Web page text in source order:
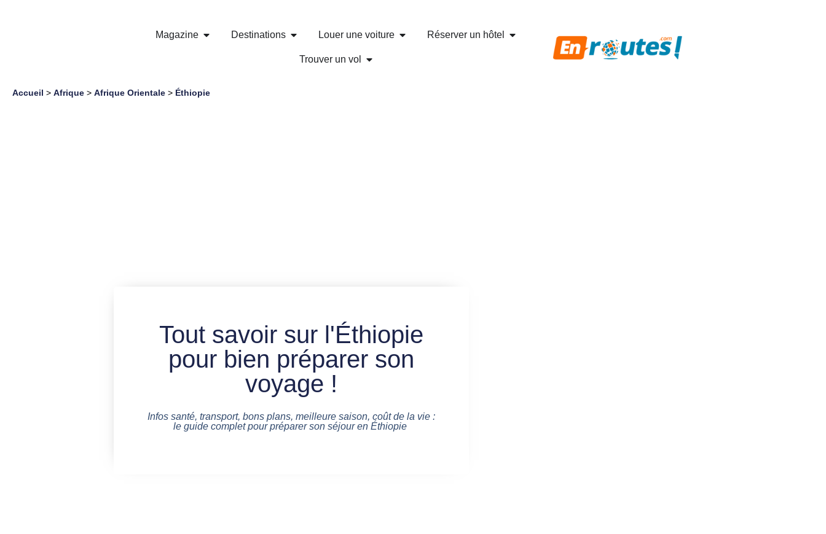
Magazine Destinations Louer une voiture Réserver un hôtel
Trouver un vol
Accueil > Afrique > Afrique Orientale > Éthiopie
Tout savoir sur l'Éthiopie
pour bien préparer son
voyage !
Infos santé, transport, bons plans, meilleure saison, coût de la vie :
le guide complet pour préparer son séjour en Éthiopie